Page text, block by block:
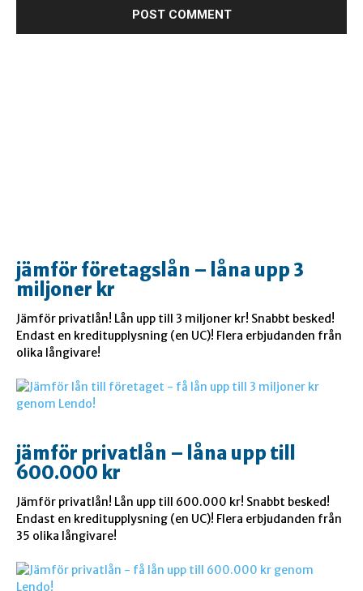
jämför företagslån – låna upp 3
miljoner kr
Jämför privatlån! Lån upp till 3 miljoner kr! Snabbt besked!
Endast en kreditupplysning (en UC)! Flera erbjudanden från
olika långivare!
jämför privatlån – låna upp till
600.000 kr
Jämför privatlån! Lån upp till 600.000 kr! Snabbt besked!
Endast en kreditupplysning (en UC)! Flera erbjudanden från
35 olika långivare!